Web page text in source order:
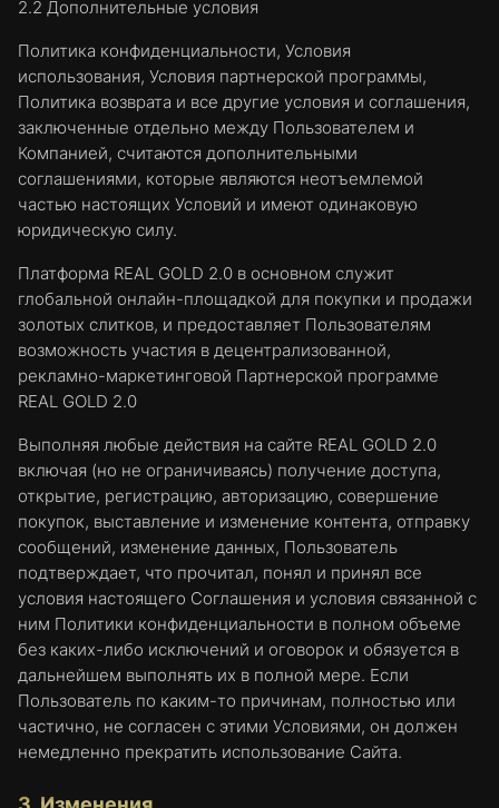
2.2 Дополнительные условия
Политика конфиденциальности, Условия
использования, Условия партнерской программы,
Политика возврата и все другие условия и соглашения,
заключенные отдельно между Пользователем и
Компанией, считаются дополнительными
соглашениями, которые являются неотъемлемой
частью настоящих Условий и имеют одинаковую
юридическую силу.
Платформа REAL GOLD 2.0 в основном служит
глобальной онлайн-площадкой для покупки и продажи
золотых слитков, и предоставляет Пользователям
возможность участия в децентрализованной,
рекламно-маркетинговой Партнерской программе
REAL GOLD 2.0
Выполняя любые действия на сайте REAL GOLD 2.0
включая (но не ограничиваясь) получение доступа,
открытие, регистрацию, авторизацию, совершение
покупок, выставление и изменение контента, отправку
сообщений, изменение данных, Пользователь
подтверждает, что прочитал, понял и принял все
условия настоящего Соглашения и условия связанной с
ним Политики конфиденциальности в полном объеме
без каких-либо исключений и оговорок и обязуется в
дальнейшем выполнять их в полной мере. Если
Пользователь по каким-то причинам, полностью или
частично, не согласен с этими Условиями, он должен
немедленно прекратить использование Сайта.